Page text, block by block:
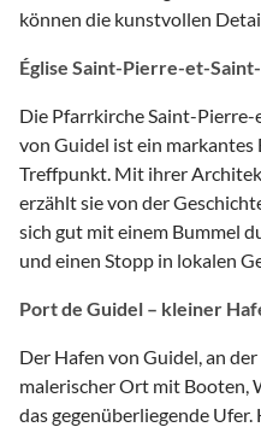
können die kunstvollen
Église Saint-Pierre-et-
Die Pfarrkirche Saint-
von Guidel ist ein
Treffpunkt. Mit ihrer
erzählt sie von der
sich gut mit einem Bummel
und einen Stopp in lokalen
Port de Guidel – kleiner
Der Hafen von Guidel, an
malerischer Ort mit Booten,
das gegenüberliegende